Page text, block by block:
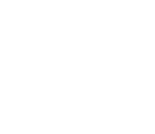
Девушка в